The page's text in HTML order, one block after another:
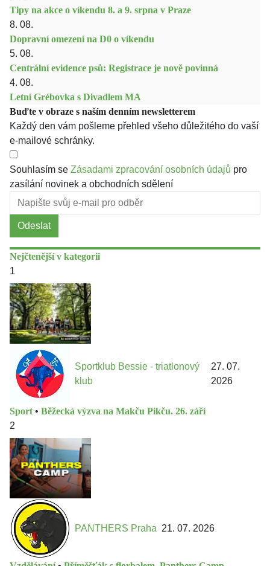
Tipy na akce o víkendu 8. a 9. srpna v Praze
8. 08.
Dopravní omezení na D0 o víkendu
5. 08.
Centrální evidence psů: Registrace je nově povinná
4. 08.
Letní Grébovka s Divadlem MA
Buďte v obraze s naším denním newsletterem
Každý den vám pošleme přehled všeho důležitého do vaší
e-mailové schránky.
Souhlasím se Zásadami zpracování osobních údajů pro
zasílání novinek a obchodních sdělení
Odeslat
Nejčtenější v kategorii
1
Sportklub Bessie - triatlonový
klub
27. 07.
2026
Sport • Běžecká výzva na Makču Pikču. 26. září
2
PANTHERS Praha 21. 07. 2026